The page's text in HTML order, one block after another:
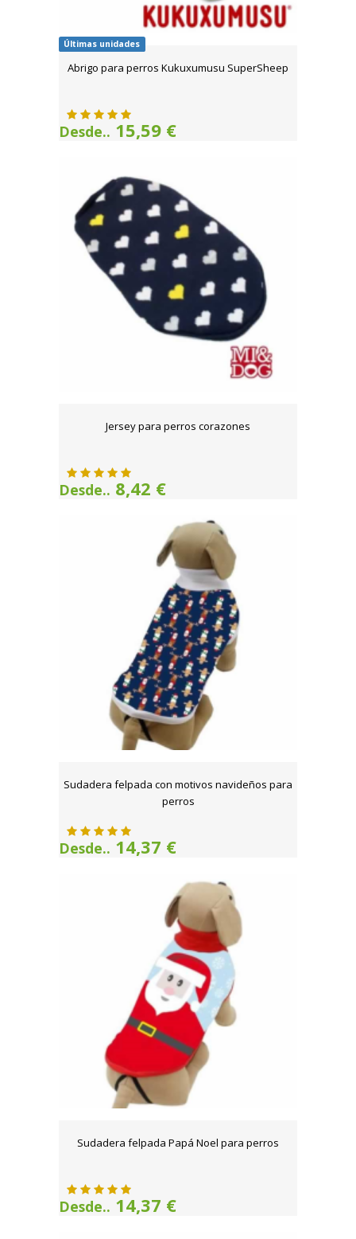
Últimas unidades
Abrigo para perros Kukuxumusu SuperSheep
Desde.. 15,59 €
Jersey para perros corazones
Desde.. 8,42 €
Sudadera felpada con motivos navideños para
perros
Desde.. 14,37 €
Sudadera felpada Papá Noel para perros
Desde.. 14,37 €